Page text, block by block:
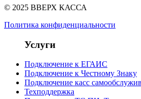
© 2025 ВВЕРХ КАССА
Политика конфиденциальности
Услуги
Подключение к ЕГАИС
Подключение к Честному Знаку
Подключение касс
Техподдержка